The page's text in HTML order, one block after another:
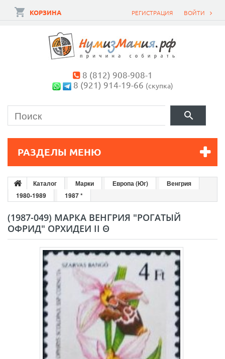
ВОЙТИ
РЕГИСТРАЦИЯ
КОРЗИНА
8 (812) 908-908-1
8 (921) 914-19-66 (скупка)
РАЗДЕЛЫ МЕНЮ
Каталог Марки Европа (Юг)
Венгрия
1980-1989
1987 *
(1987-049) МАРКА ВЕНГРИЯ "РОГАТЫЙ
ОФРИД" ОРХИДЕИ II Θ